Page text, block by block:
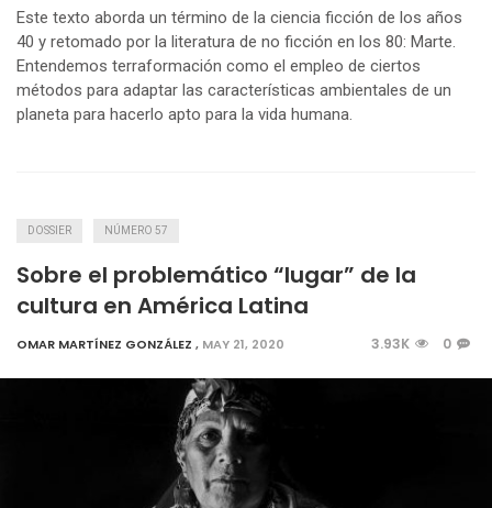
Este texto aborda un término de la ciencia ficción de los años
40 y retomado por la literatura de no ficción en los 80: Marte.
Entendemos terraformación como el empleo de ciertos
métodos para adaptar las características ambientales de un
planeta para hacerlo apto para la vida humana.
DOSSIER NÚMERO 57
Sobre el problemático “lugar” de la
cultura en América Latina
OMAR MARTÍNEZ GONZÁLEZ , MAY 21, 2020 3.93K 0